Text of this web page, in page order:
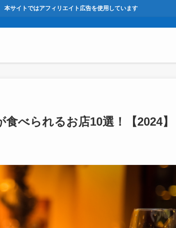
本サイトではアフィリエイト広告を使用しています
べられるお店10選！【2024】